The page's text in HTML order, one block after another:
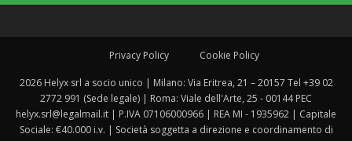
Privacy Policy Cookie Policy
2026 Helyx srl a socio unico | Milano: Via Eritrea, 21 – 20157 Tel +39 02
2772 991 (Sede legale) | Roma: Viale dell'Arte, 25 - 00144 PEC
helyx.srl@legalmail.it | P.IVA 07106000966 | REA MI - 1935962 | Capitale
Sociale: €40.000 i.v. | Società soggetta a direzione e coordinamento di